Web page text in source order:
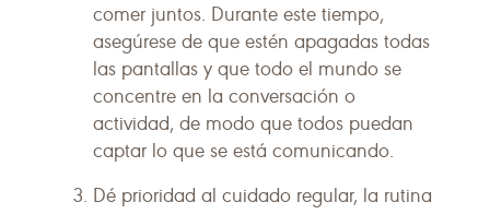
comer juntos. Durante este tiempo,
asegúrese de que estén apagadas todas
las pantallas y que todo el mundo se
concentre en la conversación o
actividad, de modo que todos puedan
captar lo que se está comunicando.
Dé prioridad al cuidado regular, la rutina